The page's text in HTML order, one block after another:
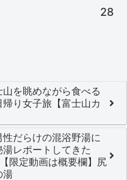
28
山を眺めながら食べる
り女子旅【富士山カ
性だらけの混浴野湯に
湯レポートしてきた
限定動画は概要欄】尻